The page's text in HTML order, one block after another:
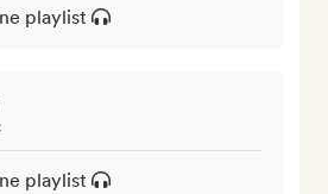
playlist
playlist